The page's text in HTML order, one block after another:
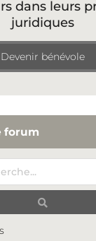
dans leurs
juridiques
Devenir bénévole
forum